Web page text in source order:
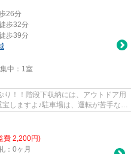
26分
歩32分
歩39分
中： 1室
り！！階段下収納には、アウトドア用
しますよ♪駐車場は、運転が苦手な方
費 2,200円)
：0ヶ月